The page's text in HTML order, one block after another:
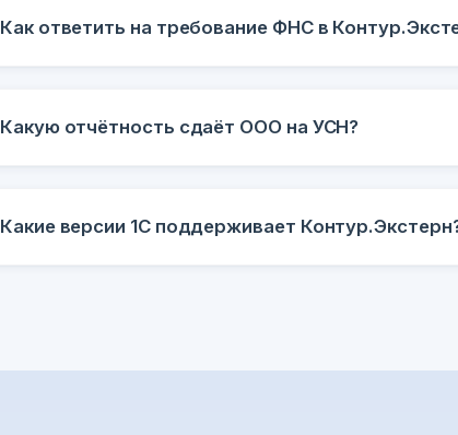
Как ответить на требование ФНС в
Какую отчётность сдаёт ООО на УСН?
Какие версии 1С поддерживает